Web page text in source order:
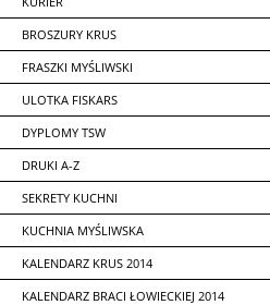
BROSZURY KRUS
FRASZKI MYŚLIWSKI
ULOTKA FISKARS
DYPLOMY TSW
DRUKI A-Z
SEKRETY KUCHNI
KUCHNIA MYŚLIWSKA
KALENDARZ KRUS 2014
KALENDARZ BRACI ŁOWIECKIEJ 2014